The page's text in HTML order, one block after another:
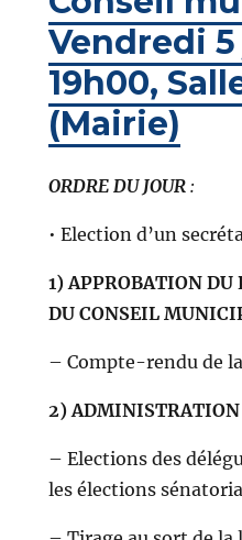
Vendredi
19h00,
(Mairie)
ORDRE DU JOUR:
• Election d’un
1) APPROBATION DU
DU CONSEIL
– Compte-rendu de
2) ADMINISTRATION
– Elections des
les élections